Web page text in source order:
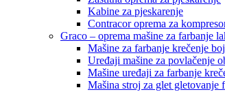
Kabine za pjeskarenje
Contracor oprema za
Graco – oprema mašine za farbanje
Mašine za farbanje krečenje
Uređaji mašine za povlačenje
Mašine uređaji za farbanje
Mašina stroj za glet gletovanje